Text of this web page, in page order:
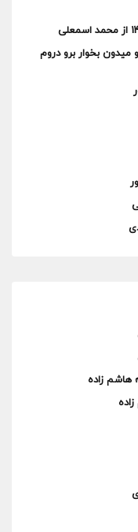
بخوار برو دروم
هاشم زاده